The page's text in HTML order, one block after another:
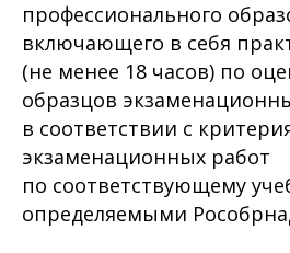
профессионального
включающего в себя
(не менее 18 часов) по
образцов
в соответствии с
экзаменационных работ
по соответствующему
определяемыми